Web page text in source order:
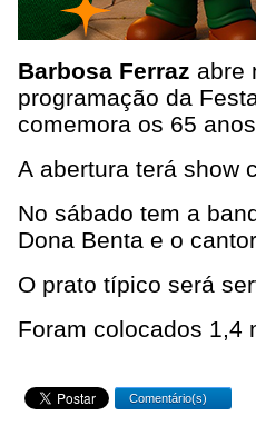
Barbosa Ferraz abre
programação da
comemora os 65
A abertura terá show
No sábado tem a
Dona Benta e o
O prato típico será
Foram colocados 1,4
Comentário(s)